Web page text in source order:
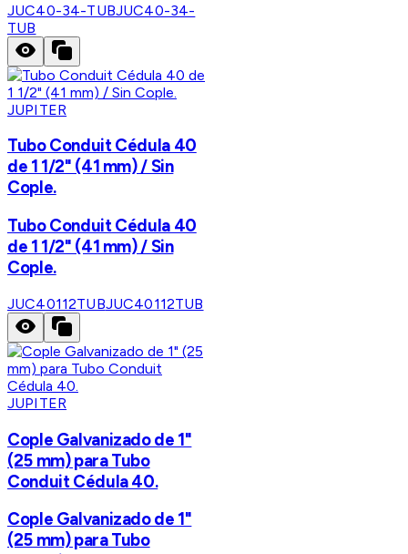
JUC40-34-TUBJUC40-34-
TUB
JUPITER
Tubo Conduit Cédula 40
de 1 1/2" (41 mm) / Sin
Cople.
Tubo Conduit Cédula 40
de 1 1/2" (41 mm) / Sin
Cople.
JUC40112TUBJUC40112TUB
JUPITER
Cople Galvanizado de 1"
(25 mm) para Tubo
Conduit Cédula 40.
Cople Galvanizado de 1"
(25 mm) para Tubo